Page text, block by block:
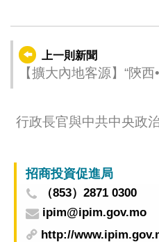
上一則新聞
【擴大內地客源】“陝
行政長官與中共中央政
招商投資促進局
（853）2871 0300
ipim@ipim.gov.mo
http://